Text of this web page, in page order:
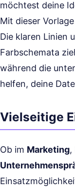
möchtest deine
Mit dieser
Die klaren Linien
Farbschemata
während die
helfen, deine
Vielseitige
Ob im Marketing,